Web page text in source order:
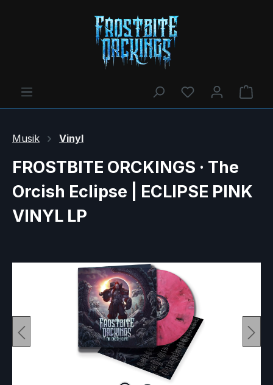
Du hast 0
Musik Vinyl
FROSTBITE ORCKINGS · The
Orcish Eclipse | ECLIPSE PINK
VINYL LP